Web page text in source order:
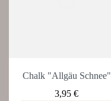
Chalk "Allgäu Schnee"
Preis
3,95 €